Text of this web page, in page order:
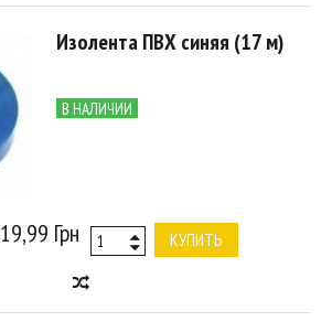
Изолента ПВХ синяя (17 м)
В НАЛИЧИИ
19,99 Грн КУПИТЬ